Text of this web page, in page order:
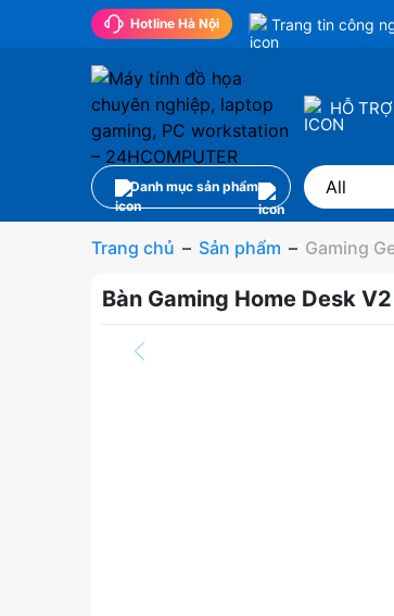
Hotline Hà Nội Trang tin công
HỖ
Danh mục sản phẩm
Trang chủ – Sản phẩm – Gaming
Bàn Gaming Home Desk